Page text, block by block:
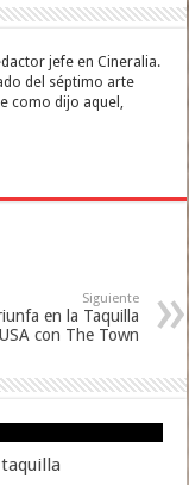
jefe en Cineralia.
del séptimo arte
como dijo aquel,
Siguiente
en la Taquilla
USA con The Town